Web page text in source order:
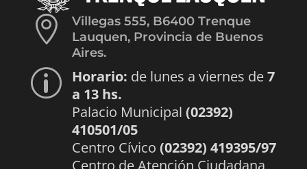

Villegas 555, B6400 Trenque
Lauquen, Provincia de Buenos
Aires.
p Horario: de lunes a viernes de7
a 13 hs.
Palacio Municipal (02392)
410501/05
Centro Cívico (02392) 419395/97
Centro de Atención Ciudadana